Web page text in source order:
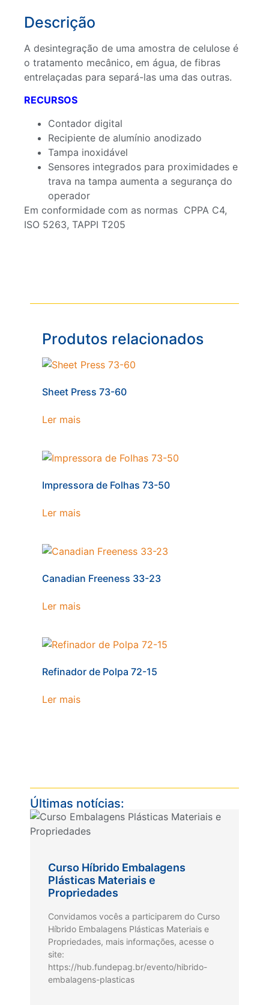
Descrição
A desintegração de uma amostra de celulose é
o tratamento mecânico, em água, de fibras
entrelaçadas para separá-las uma das outras.
RECURSOS
Contador digital
Recipiente de alumínio anodizado
Tampa inoxidável
Sensores integrados para proximidades e
trava na tampa aumenta a segurança do
operador
Em conformidade com as normas CPPA C4,
ISO 5263, TAPPI T205
Produtos relacionados
Sheet Press 73-60
Ler mais
Impressora de Folhas 73-50
Ler mais
Canadian Freeness 33-23
Ler mais
Refinador de Polpa 72-15
Ler mais
Últimas notícias:
Curso Híbrido Embalagens
Plásticas Materiais e
Propriedades
Convidamos vocês a participarem do Curso
Híbrido Embalagens Plásticas Materiais e
Propriedades, mais informações, acesse o
site:
https://hub.fundepag.br/evento/hibrido-
embalagens-plasticas